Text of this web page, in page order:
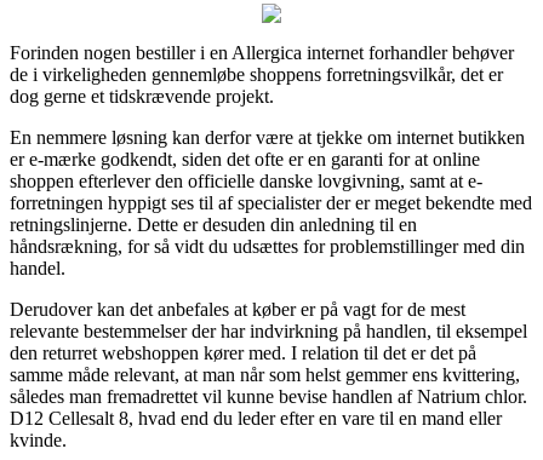
Forinden nogen bestiller i en Allergica internet forhandler behøver
de i virkeligheden gennemløbe shoppens forretningsvilkår, det er
dog gerne et tidskrævende projekt.
En nemmere løsning kan derfor være at tjekke om internet butikken
er e-mærke godkendt, siden det ofte er en garanti for at online
shoppen efterlever den officielle danske lovgivning, samt at e-
forretningen hyppigt ses til af specialister der er meget bekendte med
retningslinjerne. Dette er desuden din anledning til en
håndsrækning, for så vidt du udsættes for problemstillinger med din
handel.
Derudover kan det anbefales at køber er på vagt for de mest
relevante bestemmelser der har indvirkning på handlen, til eksempel
den returret webshoppen kører med. I relation til det er det på
samme måde relevant, at man når som helst gemmer ens kvittering,
således man fremadrettet vil kunne bevise handlen af Natrium chlor.
D12 Cellesalt 8, hvad end du leder efter en vare til en mand eller
kvinde.